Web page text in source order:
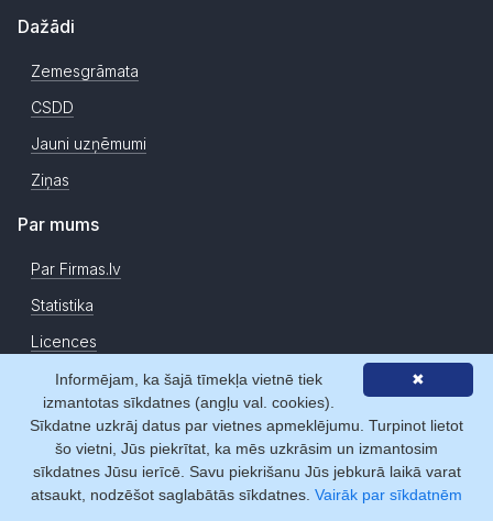
Dažādi
Zemesgrāmata
CSDD
Jauni uzņēmumi
Ziņas
Par mums
Par Firmas.lv
Statistika
Licences
Sadarbības partneri
Atsauksmes
Kontakti
✖
Informējam, ka šajā tīmekļa vietnē tiek
izmantotas sīkdatnes (angļu val. cookies).
Sīkdatne uzkrāj datus par vietnes apmeklējumu. Turpinot lietot
šo vietni, Jūs piekrītat, ka mēs uzkrāsim un izmantosim
sīkdatnes Jūsu ierīcē. Savu piekrišanu Jūs jebkurā laikā varat
atsaukt, nodzēšot saglabātās sīkdatnes. Vairāk par sīkdatnēm